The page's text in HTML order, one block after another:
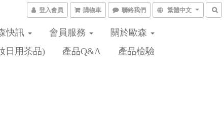
登入會員 購物車 聯絡我們 繁體中文
快訊 會員服務
關於歐森
日用茶品) 產品Q&A 產品檢驗